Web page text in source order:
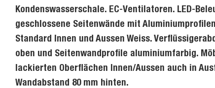
Kondenswasserschale. EC-Ventilatoren. LED-
geschlossene Seitenwände mit
Standard Innen und Aussen Weiss.
oben und Seitenwandprofile aluminiumfarbig.
lackierten Oberflächen Innen/Aussen auch in
Wandabstand 80 mm hinten.